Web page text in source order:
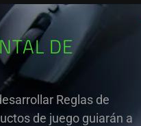
DE
Reglas de
de juego guiarán a